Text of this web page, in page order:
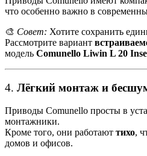
что особенно важно в
🎨 Совет: Хотите сохранить
Рассмотрите вариант
модель Comunello Liwin L 20
4. Лёгкий монтаж и
Приводы Comunello просты в
монтажники.
Кроме того, они работают тихо,
домов и офисов.